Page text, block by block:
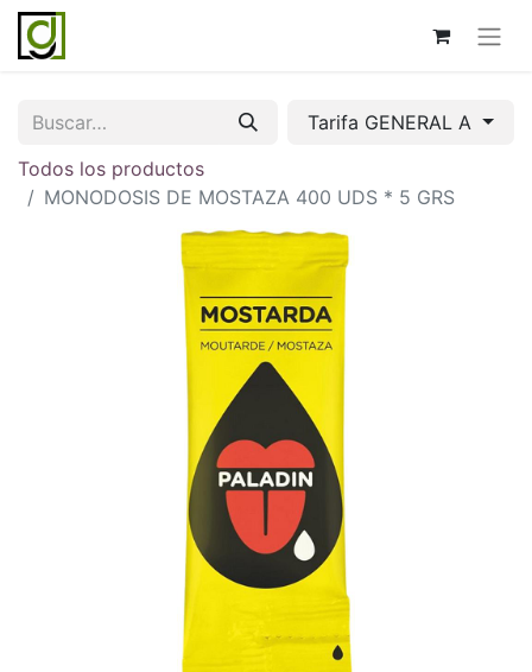
Tarifa GENERAL A
Todos los productos
MONODOSIS DE MOSTAZA 400 UDS * 5 GRS